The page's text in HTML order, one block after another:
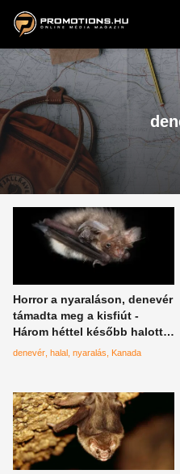
ZENE, FILM & KULT
Horror a nyaraláson, denevér
támadta meg a kisfiút -
Három héttel később halott
volt
denevér halal nyaralás Kanada